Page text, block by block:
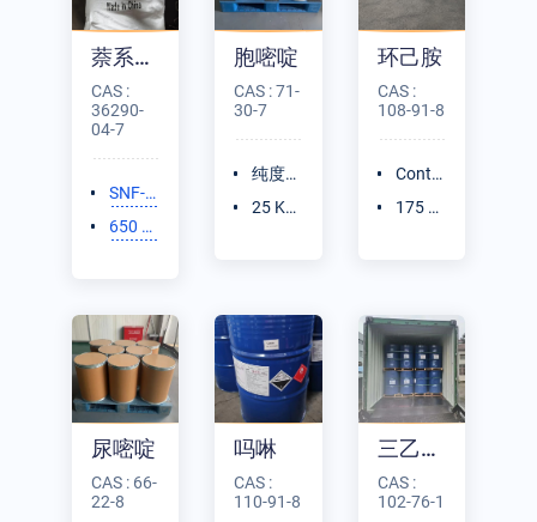
萘系高效减水剂
CAS :
36290-
04-7
SNF-C
(20%)
650 K
胞嘧啶
CAS : 71-
30-7
纯度
（HPL
25 K
环己胺
CAS :
108-91-8
Conte
nt≥99.
175 K
尿嘧啶
CAS : 66-
22-8
吗啉
CAS :
110-91-8
三乙酸甘油酯
CAS :
102-76-1